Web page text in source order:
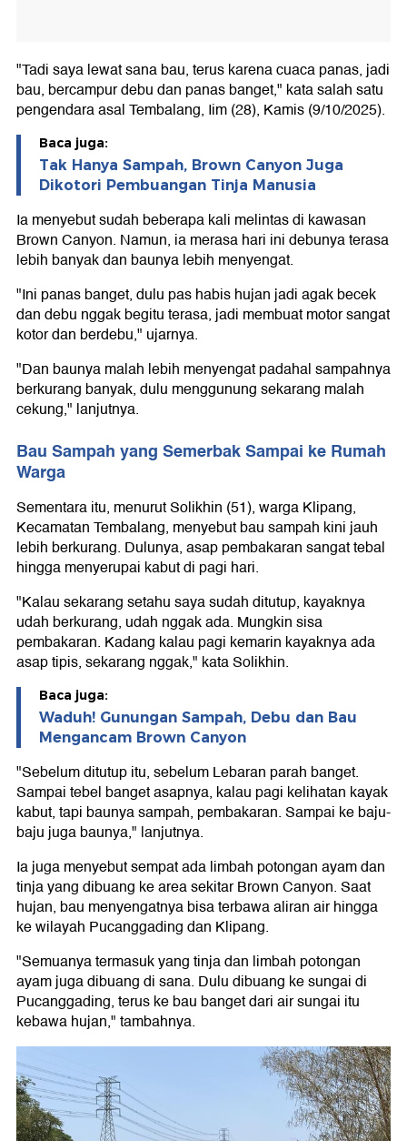
"Tadi saya lewat sana bau, terus karena cuaca panas, jadi
bau, bercampur debu dan panas banget," kata salah satu
pengendara asal Tembalang, Iim (28), Kamis (9/10/2025).
Baca juga:
Tak Hanya Sampah, Brown Canyon Juga
Dikotori Pembuangan Tinja Manusia
Ia menyebut sudah beberapa kali melintas di kawasan
Brown Canyon. Namun, ia merasa hari ini debunya terasa
lebih banyak dan baunya lebih menyengat.
"Ini panas banget, dulu pas habis hujan jadi agak becek
dan debu nggak begitu terasa, jadi membuat motor sangat
kotor dan berdebu," ujarnya.
"Dan baunya malah lebih menyengat padahal sampahnya
berkurang banyak, dulu menggunung sekarang malah
cekung," lanjutnya.
Bau Sampah yang Semerbak Sampai ke Rumah
Warga
Sementara itu, menurut Solikhin (51), warga Klipang,
Kecamatan Tembalang, menyebut bau sampah kini jauh
lebih berkurang. Dulunya, asap pembakaran sangat tebal
hingga menyerupai kabut di pagi hari.
"Kalau sekarang setahu saya sudah ditutup, kayaknya
udah berkurang, udah nggak ada. Mungkin sisa
pembakaran. Kadang kalau pagi kemarin kayaknya ada
asap tipis, sekarang nggak," kata Solikhin.
Baca juga:
Waduh! Gunungan Sampah, Debu dan Bau
Mengancam Brown Canyon
"Sebelum ditutup itu, sebelum Lebaran parah banget.
Sampai tebel banget asapnya, kalau pagi kelihatan kayak
kabut, tapi baunya sampah, pembakaran. Sampai ke baju-
baju juga baunya," lanjutnya.
Ia juga menyebut sempat ada limbah potongan ayam dan
tinja yang dibuang ke area sekitar Brown Canyon. Saat
hujan, bau menyengatnya bisa terbawa aliran air hingga
ke wilayah Pucanggading dan Klipang.
"Semuanya termasuk yang tinja dan limbah potongan
ayam juga dibuang di sana. Dulu dibuang ke sungai di
Pucanggading, terus ke bau banget dari air sungai itu
kebawa hujan," tambahnya.